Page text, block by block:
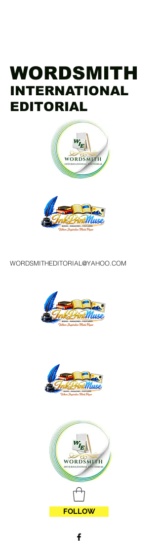
WORDSMITH
INTERNATIONAL
EDITORIAL
WORDSMITHEDITORIAL@YAHOO.COM
FOLLOW